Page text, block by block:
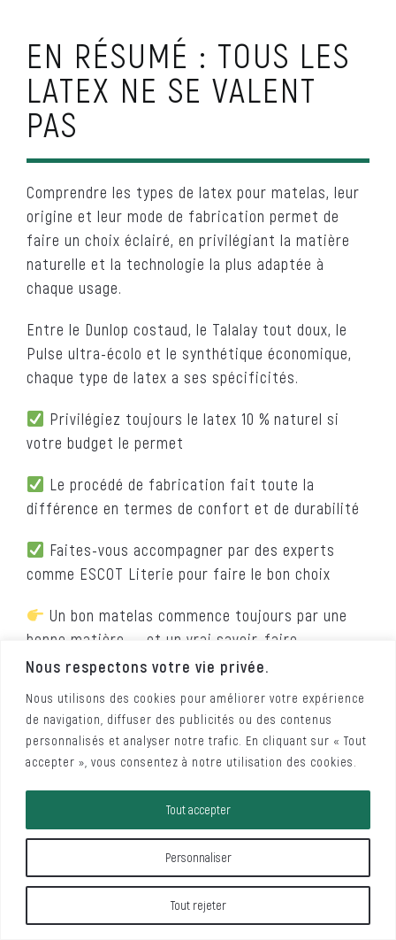
Nous respectons votre vie privée.
Nous utilisons des cookies pour améliorer votre expérience
de navigation, diffuser des publicités ou des contenus
personnalisés et analyser notre trafic. En cliquant sur « Tout
accepter », vous consentez à notre utilisation des cookies.
Personnaliser
Tout rejeter
Tout accepter
EN RÉSUMÉ : TOUS LES
LATEX NE SE VALENT
PAS
Comprendre les types de latex pour matelas, leur
origine et leur mode de fabrication permet de
faire un choix éclairé, en privilégiant la matière
naturelle et la technologie la plus adaptée à
chaque usage.
Entre le Dunlop costaud, le Talalay tout doux, le
Pulse ultra-écolo et le synthétique économique,
chaque type de latex a ses spécificités.
Privilégiez toujours le latex 10 % naturel si
votre budget le permet
Le procédé de fabrication fait toute la
différence en termes de confort et de durabilité
Faites-vous accompagner par des experts
comme ESCOT Literie pour faire le bon choix
Un bon matelas commence toujours par une
bonne matière …. et un vrai savoir-faire
EXEMPLE D'UN BON MATELAS !!!
LES LABELS À
RECHERCHER POUR UN
MATELAS EN LATEX
NATUREL EN TOUTE